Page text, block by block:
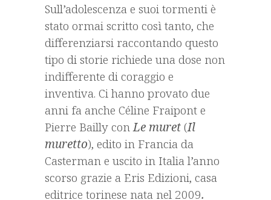
Sull’adolescenza e suoi tormenti è
stato ormai scritto così tanto, che
differenziarsi raccontando questo
tipo di storie richiede una dose non
indifferente di coraggio e
inventiva. Ci hanno provato due
anni fa anche Céline Fraipont e
Pierre Bailly conLe muret(Il
muretto), edito in Francia da
Casterman e uscito in Italia l’anno
scorso grazie a Eris Edizioni, casa
editrice torinese nata nel 2009.